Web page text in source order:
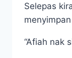
Selepas
“Afiah nak